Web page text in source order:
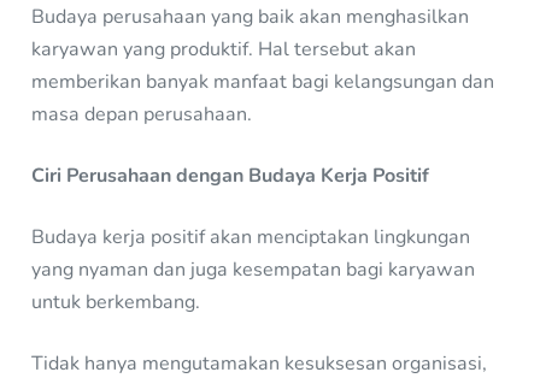
Budaya perusahaan yang baik akan menghasilkan
karyawan yang produktif. Hal tersebut akan
memberikan banyak manfaat bagi kelangsungan dan
masa depan perusahaan.
Ciri Perusahaan dengan Budaya Kerja Positif
Budaya kerja positif akan menciptakan lingkungan
yang nyaman dan juga kesempatan bagi karyawan
untuk berkembang.
Tidak hanya mengutamakan kesuksesan organisasi,